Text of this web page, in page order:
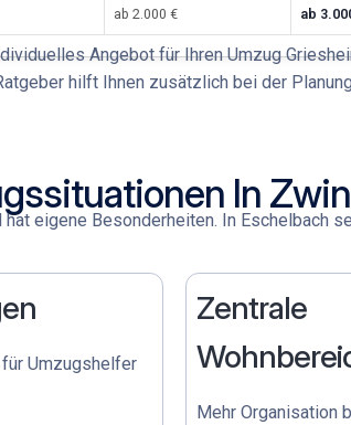
ab 2.000 € ab
Angebot für IhrenUmzug
hilft Ihnen zusätzlich bei der
In
eigene Besonderheiten. In Eschelbach
Umzugshelfer
Zentrale
Mehr Organisation